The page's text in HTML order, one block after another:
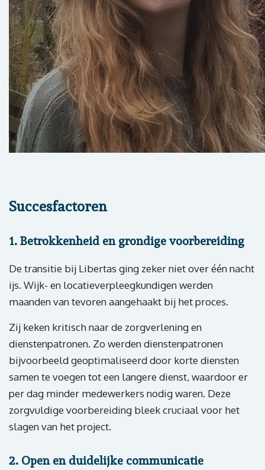
Succesfactoren
1. Betrokkenheid en grondige voorbereiding
De transitie bij Libertas ging zeker niet over één nacht
ijs. Wijk- en locatieverpleegkundigen werden
maanden van tevoren aangehaakt bij het proces.
Zij keken kritisch naar de zorgverlening en
dienstenpatronen. Zo werden dienstenpatronen
bijvoorbeeld geoptimaliseerd door korte diensten
samen te voegen tot een langere dienst, waardoor er
per dag minder medewerkers nodig waren. Deze
zorgvuldige voorbereiding bleek cruciaal voor het
slagen van het project.
2. Open en duidelijke communicatie